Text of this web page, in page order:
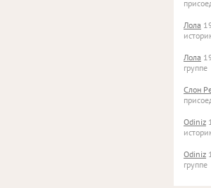
Лола
Лола
группе
Слон
Odiniz
Odiniz
группе